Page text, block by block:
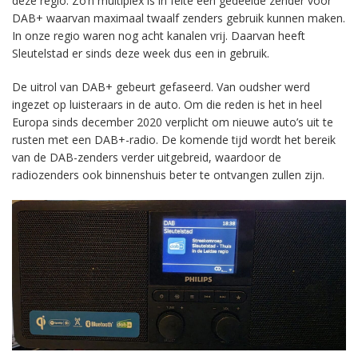
DAB+ waarvan maximaal twaalf zenders gebruik kunnen maken.
In onze regio waren nog acht kanalen vrij. Daarvan heeft
Sleutelstad er sinds deze week dus een in gebruik.
De uitrol van DAB+ gebeurt gefaseerd. Van oudsher werd
ingezet op luisteraars in de auto. Om die reden is het in heel
Europa sinds december 2020 verplicht om nieuwe auto’s uit te
rusten met een DAB+-radio. De komende tijd wordt het bereik
van de DAB-zenders verder uitgebreid, waardoor de
radiozenders ook binnenshuis beter te ontvangen zullen zijn.